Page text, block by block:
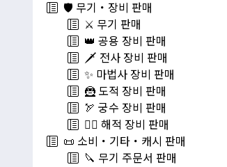
🛡️ 무기・장비 판매
⚔️ 무기 판매
👑 공용 장비 판매
🗡️ 전사 장비 판매
✨ 마법사 장비 판매
🦹 도적 장비 판매
🏹 궁수 장비 판매
🏴‍☠️ 해적 장비 판매
📜 소비・기타・캐시 판매
🔪 무기 주문서 판매